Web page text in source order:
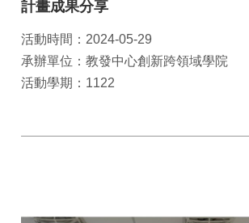
計畫成果分享
活動時間：2024-05-29
承辦單位：教發中心創新跨領域學院
活動學期：1122